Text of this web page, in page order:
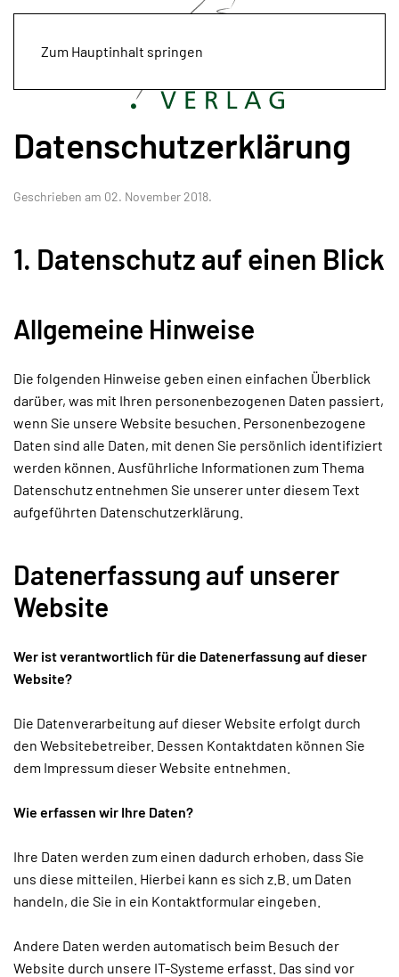
Zum Hauptinhalt springen
Datenschutzerklärung
Geschrieben am 02. November 2018.
1. Datenschutz auf einen Blick
Allgemeine Hinweise
Die folgenden Hinweise geben einen einfachen Überblick
darüber, was mit Ihren personenbezogenen Daten passiert,
wenn Sie unsere Website besuchen. Personenbezogene
Daten sind alle Daten, mit denen Sie persönlich identifiziert
werden können. Ausführliche Informationen zum Thema
Datenschutz entnehmen Sie unserer unter diesem Text
aufgeführten Datenschutzerklärung.
Datenerfassung auf unserer
Website
Wer ist verantwortlich für die Datenerfassung auf dieser
Website?
Die Datenverarbeitung auf dieser Website erfolgt durch
den Websitebetreiber. Dessen Kontaktdaten können Sie
dem Impressum dieser Website entnehmen.
Wie erfassen wir Ihre Daten?
Ihre Daten werden zum einen dadurch erhoben, dass Sie
uns diese mitteilen. Hierbei kann es sich z.B. um Daten
handeln, die Sie in ein Kontaktformular eingeben.
Andere Daten werden automatisch beim Besuch der
Website durch unsere IT-Systeme erfasst. Das sind vor